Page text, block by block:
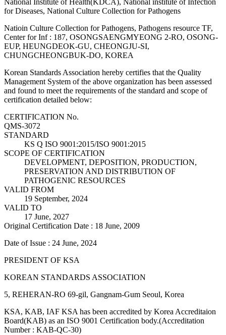
National Institute of Health(KDCA), National institute of Infection
for Diseases, National Culture Collection for Pathogens
Natioin Culture Collection for Pathogens, Pathogens resource TF,
Center for Inf : 187, OSONGSAENGMYEONG 2-RO, OSONG-
EUP, HEUNGDEOK-GU, CHEONGJU-SI,
CHUNGCHEONGBUK-DO, KOREA
Korean Standards Association hereby certifies that the Quality
Management System of the above organization has been assessed
and found to meet the requirements of the standard and scope of
certification detailed below:
CERTIFICATION No.
QMS-3072
STANDARD
KS Q ISO 9001:2015/ISO 9001:2015
SCOPE OF CERTIFICATION
DEVELOPMENT, DEPOSITION, PRODUCTION,
PRESERVATION AND DISTRIBUTION OF
PATHOGENIC RESOURCES
VALID FROM
19 September, 2024
VALID TO
17 June, 2027
Original Certification Date : 18 June, 2009
Date of Issue : 24 June, 2024
PRESIDENT OF KSA
KOREAN STANDARDS ASSOCIATION
5, REHERAN-RO 69-gil, Gangnam-Gum Seoul, Korea
KSA, KAB, IAF KSA has been accredited by Korea Accreditaion
Board(KAB) as an ISO 9001 Certification body.(Accreditation
Number : KAB-QC-30)